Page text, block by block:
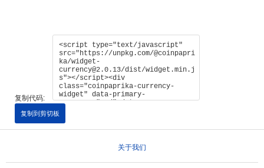
复制代码:
复制到剪切板
关于我们